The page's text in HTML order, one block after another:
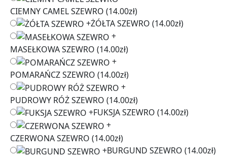
CIEMNY CAMEL SZEWRO (14.00zł)
+ŻÓŁTA SZEWRO (14.00zł)
+
MASEŁKOWA SZEWRO (14.00zł)
+
POMARAŃCZ SZEWRO (14.00zł)
+
PUDROWY RÓŻ SZEWRO (14.00zł)
+FUKSJA SZEWRO (14.00zł)
+
CZERWONA SZEWRO (14.00zł)
+BURGUND SZEWRO (14.00zł)